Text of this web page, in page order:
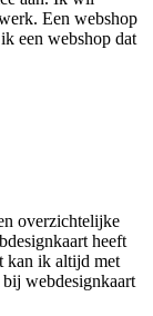
Een webshop
een webshop dat
overzichtelijke
heeft
kan ik altijd met
webdesignkaart